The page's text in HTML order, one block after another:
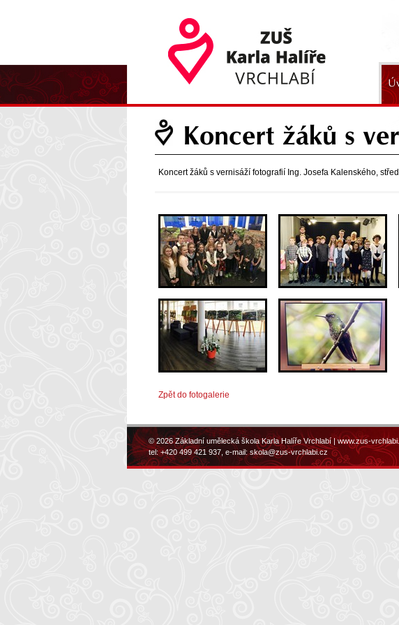
Koncert žáků s
Koncert žáků s vernisáží fotografií Ing. Josefa Kalenského,
Zpět do fotogalerie
© 2026 Základní umělecká škola Karla Halíře Vrchlabí |www.zus-
tel: +420 499 421 937, e-mail:skola@zus-vrchlabi.cz